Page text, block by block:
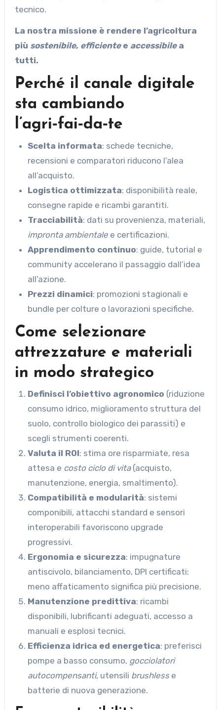
tecnico.
La nostra missione è rendere l’agricoltura
più sostenibile, efficientee accessibilea
tutti.
Perché il canale digitale
sta cambiando
l’agri‑fai‑da‑te
Scelta informata: schede tecniche,
recensioni e comparatori riducono l’alea
all’acquisto.
Logistica ottimizzata: disponibilità reale,
consegne rapide e ricambi garantiti.
Tracciabilità: dati su provenienza, materiali,
impronta ambientalee certificazioni.
Apprendimento continuo: guide, tutorial e
community accelerano il passaggio dall’idea
all’azione.
Prezzi dinamici: promozioni stagionali e
bundle per colture o lavorazioni specifiche.
Come selezionare
attrezzature e materiali
in modo strategico
Definisci l’obiettivo agronomico (riduzione
consumo idrico, miglioramento struttura del
suolo, controllo biologico dei parassiti) e
scegli strumenti coerenti.
Valuta il ROI: stima ore risparmiate, resa
attesa e costo ciclo di vita(acquisto,
manutenzione, energia, smaltimento).
Compatibilità e modularità: sistemi
componibili, attacchi standard e sensori
interoperabili favoriscono upgrade
progressivi.
Ergonomia e sicurezza: impugnature
antiscivolo, bilanciamento, DPI certificati;
meno affaticamento significa più precisione.
Manutenzione predittiva: ricambi
disponibili, lubrificanti adeguati, accesso a
manuali e esplosi tecnici.
Efficienza idrica ed energetica: preferisci
pompe a basso consumo, gocciolatori
autocompensanti, utensili brushlesse
batterie di nuova generazione.